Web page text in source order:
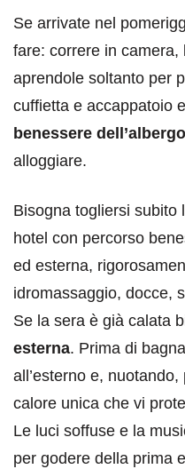
Se arrivate nel
fare: correre in
aprendole soltanto per
cuffietta e accappatoio
benessere dell’albergo
alloggiare.
Bisogna togliersi subito
hotel con percorso
ed esterna,
idromassaggio, docce,
Se la sera è già calata
esterna. Prima di
all’esterno e,
calore unica che vi
Le luci soffuse e la
per godere della prima